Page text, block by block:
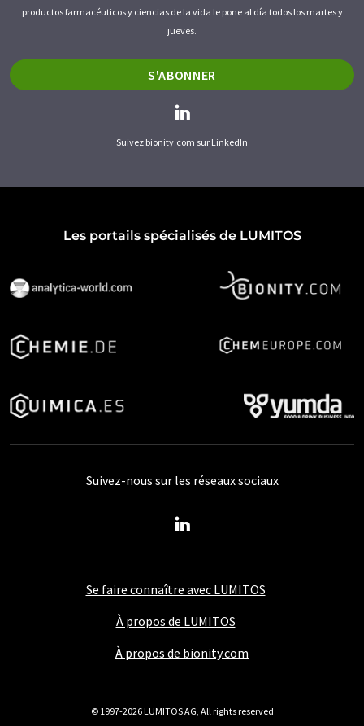
productos farmacéuticos y ciencias de la vida le pone al día todos los martes y
jueves.
S'ABONNER
Suivez bionity.com sur LinkedIn
Les portails spécialisés de LUMITOS
Se faire connaître avec LUMITOS
À propos de LUMITOS
À propos de bionity.com
Suivez-nous sur les réseaux sociaux
© 1997-2026 LUMITOS AG, All rights reserved